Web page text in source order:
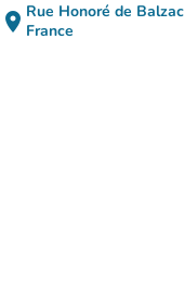
place Rue Honoré de
France